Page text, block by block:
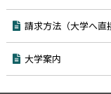
請求方法（大学へ直
大学案内